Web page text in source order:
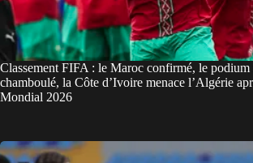
Classement FIFA : le Maroc confirmé, le podium
chamboulé, la Côte d’Ivoire menace l’Algérie
Mondial 2026